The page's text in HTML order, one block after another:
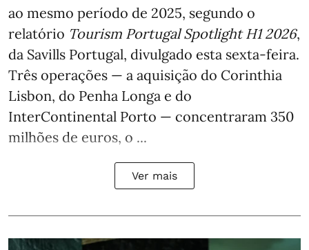
ao mesmo período de 2025, segundo o
relatório Tourism Portugal Spotlight H1 2026,
da Savills Portugal, divulgado esta sexta-feira.
Três operações — a aquisição do Corinthia
Lisbon, do Penha Longa e do
InterContinental Porto — concentraram 350
milhões de euros, o ...
Ver mais